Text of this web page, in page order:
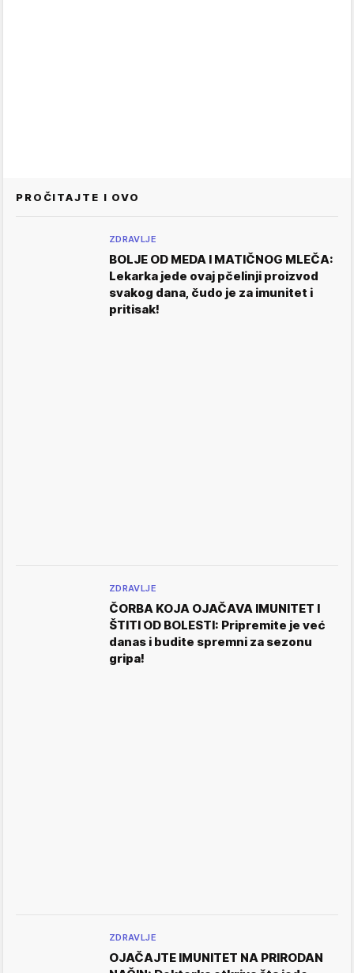
PROČITAJTE I OVO
ZDRAVLJE
BOLJE OD MEDA I MATIČNOG MLEČA:
Lekarka jede ovaj pčelinji proizvod
svakog dana, čudo je za imunitet i
pritisak!
ZDRAVLJE
ČORBA KOJA OJAČAVA IMUNITET I
ŠTITI OD BOLESTI: Pripremite je već
danas i budite spremni za sezonu
gripa!
ZDRAVLJE
OJAČAJTE IMUNITET NA PRIRODAN